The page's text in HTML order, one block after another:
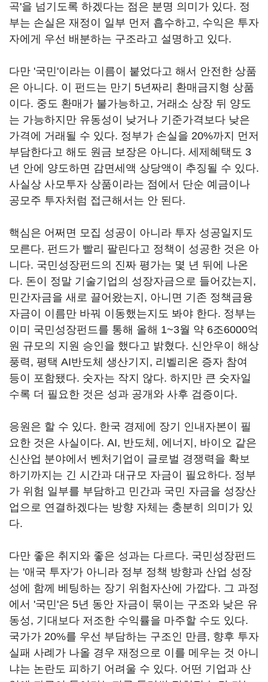
곡'을 넘기도록 하겠다는 점은 분명 의미가 있다. 정
부는 손실은 재정이 일부 먼저 흡수하고, 수익은 투자
자에게 우선 배분하는 구조라고 설명하고 있다.
다만 '국민'이라는 이름이 붙었다고 해서 안전한 상품
은 아니다. 이 펀드는 만기 5년짜리 환매금지형 상품
이다. 중도 환매가 불가능하고, 거래소 상장 뒤 양도
는 가능하지만 유동성이 낮거나 기준가격보다 낮은
가격에 거래될 수 있다. 정부가 손실을 20%까지 먼저
부담한다고 해도 원금 보장은 아니다. 세제혜택도 3
년 안에 양도하면 감면세액 상당액이 추징될 수 있다.
사실상 사모투자 상품이라는 점에서 단순 예금이나
공모주 투자처럼 접근해서는 안 된다.
핵심은 어쩌면 모집 성공이 아니라 투자 성공일지도
모른다. 펀드가 빨리 팔린다고 정책이 성공한 것은 아
니다. 국민성장펀드의 진짜 평가는 몇 년 뒤에 나온
다. 돈이 정말 기술기업의 성장자금으로 들어갔는지,
민간자금을 새로 끌어왔는지, 아니면 기존 정책금융
자금이 이름만 바꿔 이동했는지도 봐야 한다. 정부는
이미 국민성장펀드를 통해 올해 1~3월 약 6조6000억
원 규모의 지원 승인을 했다고 밝혔다. 신안우이 해상
풍력, 평택 AI반도체 생산기지, 리벨리온 증자 참여
등이 포함됐다. 숫자는 작지 않다. 하지만 큰 숫자일
수록 더 필요한 것은 성과 공개와 사후 검증이다.
응원은 할 수 있다. 한국 경제에 장기 인내자본이 필
요한 것은 사실이다. AI, 반도체, 에너지, 바이오 같은
신산업 분야에서 벤처기업이 글로벌 경쟁력을 확보
하기까지는 긴 시간과 대규모 자금이 필요하다. 정부
가 위험 일부를 부담하고 민간과 국민 자금을 성장산
업으로 연결하겠다는 방향 자체는 충분히 의미가 있
다.
다만 좋은 취지와 좋은 성과는 다르다. 국민성장펀드
는 '애국 투자'가 아니라 정부 정책 방향과 산업 성장
성에 함께 베팅하는 장기 위험자산에 가깝다. 그 과정
에서 '국민'은 5년 동안 자금이 묶이는 구조와 낮은 유
동성, 기대보다 저조한 수익률을 마주할 수도 있다.
국가가 20%를 우선 부담하는 구조인 만큼, 향후 투자
실패 사례가 나올 경우 재정으로 이를 메우는 것 아니
냐는 논란도 피하기 어려울 수 있다. 어떤 기업과 산